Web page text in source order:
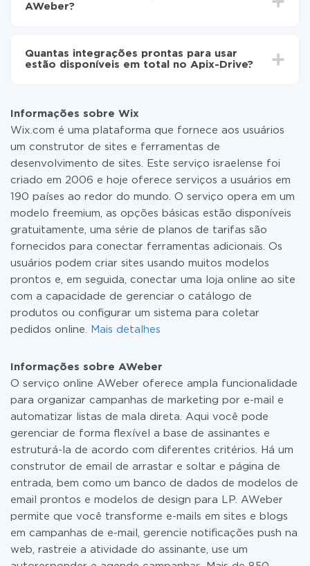
minutos.
AWeber?
as tarifas. Você paga apenas pela quantidade de
dados que é realmente transferida de um de seus
ou mudar para um de pago, se necessário. Mais
detalhes sobretarifas.
Quantas integrações prontas para usar
estão disponíveis em total no Apix-Drive?
Informações sobre Wix
Wix.com é uma plataforma que fornece aos usuários
um construtor de sites e ferramentas de
desenvolvimento de sites. Este serviço israelense foi
criado em 2006 e hoje oferece serviços a usuários em
190 países ao redor do mundo. O serviço opera em um
modelo freemium, as opções básicas estão disponíveis
gratuitamente, uma série de planos de tarifas são
fornecidos para conectar ferramentas adicionais. Os
usuários podem criar sites usando muitos modelos
prontos e, em seguida, conectar uma loja online ao site
com a capacidade de gerenciar o catálogo de
produtos ou configurar um sistema para coletar
pedidos online.
Mais detalhes
Informações sobre AWeber
O serviço online AWeber oferece ampla funcionalidade
para organizar campanhas de marketing por e-mail e
automatizar listas de mala direta. Aqui você pode
gerenciar de forma flexível a base de assinantes e
estruturá-la de acordo com diferentes critérios. Há um
construtor de email de arrastar e soltar e página de
entrada, bem como um banco de dados de modelos de
email prontos e modelos de design para LP. AWeber
permite que você transforme e-mails em sites e blogs
em campanhas de e-mail, gerencie notificações push na
web, rastreie a atividade do assinante, use um